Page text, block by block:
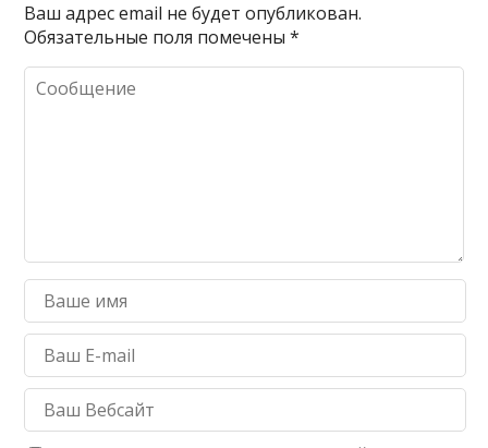
Ваш адрес email не будет опубликован.
Обязательные поля помечены*